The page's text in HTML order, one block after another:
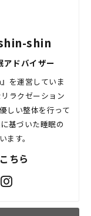
shin
ドバイザー
を運営していま
ラクゼーション
しい整体を行って
基づいた睡眠の
す。
ちら